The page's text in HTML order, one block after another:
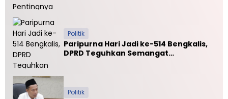
Politik
Paripurna Hari Jadi ke-514 Bengkalis,
DPRD Teguhkan Semangat
Politik